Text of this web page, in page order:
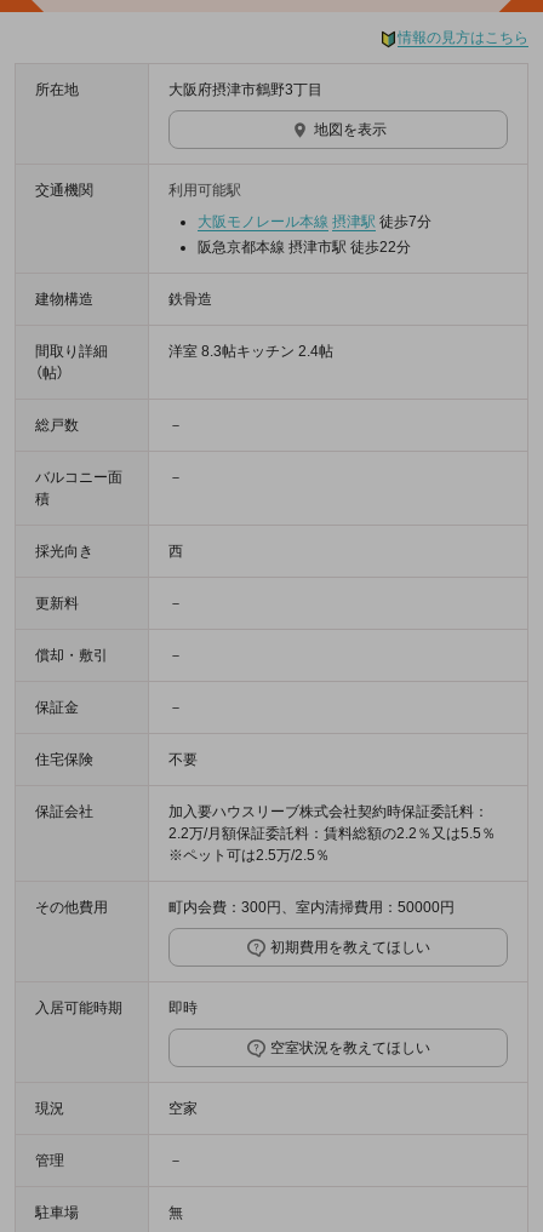
情報の見方はこちら
所在地 大阪府摂津市鶴野3丁目
地図を表示
交通機関
利用可能駅
大阪モノレール本線 摂津駅 徒歩7分
阪急京都本線 摂津市駅 徒歩22分
建物構造 鉄骨造
間取り詳細
（帖）
洋室 8.3帖キッチン 2.4帖
総戸数 －
バルコニー面
積
－
採光向き 西
更新料 －
償却・敷引 －
保証金 －
住宅保険 不要
保証会社
加入要ハウスリーブ株式会社契約時保証委託料：
2.2万/月額保証委託料：賃料総額の2.2％又は5.5％
※ペット可は2.5万/2.5％
その他費用 町内会費：300円、室内清掃費用：50000円
初期費用を教えてほしい
入居可能時期 即時
空室状況を教えてほしい
現況 空家
管理 －
駐車場 無